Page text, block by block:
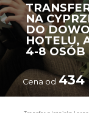
NA
DO
HOTELU,
4-8 OSÓB
Cena od 434